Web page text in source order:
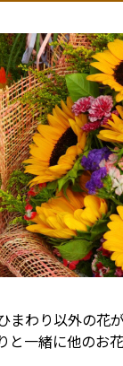
まわり以外の花
と一緒に他のお